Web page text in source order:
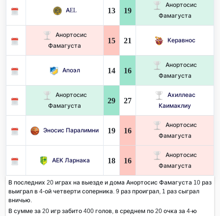
AEL 13 19
Анортосис
Фамагуста
Анортосис
Фамагуста
15 21 Керавнос
Апоэл 14 16
Анортосис
Фамагуста
Анортосис
Фамагуста
29 27
Ахиллеас
Каимаклиу
Эносис Паралимни 19 16
Анортосис
Фамагуста
АЕК Ларнака 18 16
Анортосис
Фамагуста
В последних 20 играх на выезде и дома Анортосис Фамагуста 10 раз
выиграл в 4-ой четверти соперника. 9 раз проиграл, 1 раз сыграл
вничью.
В сумме за 20 игр забито 400 голов, в среднем по 20 очка за 4-ю